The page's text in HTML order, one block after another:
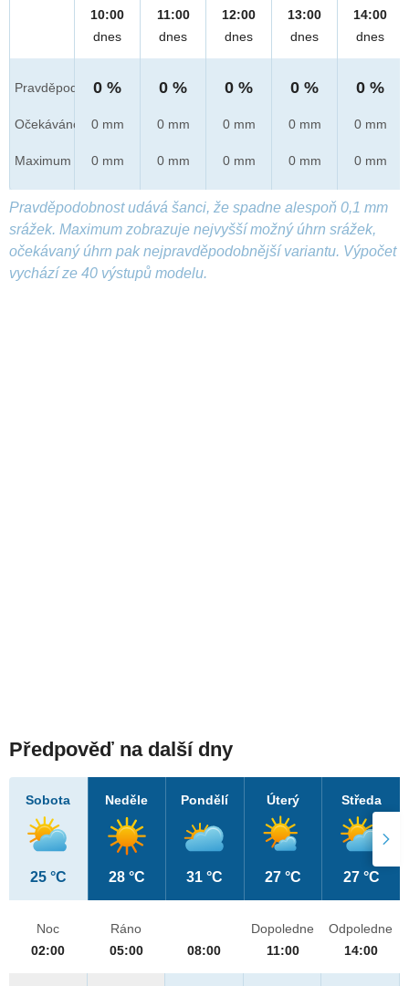
Pravděpod.
Očekáváno
Maximum
10:00
dnes
0 %
0 mm
0 mm
11:00
dnes
0 %
0 mm
0 mm
12:00
dnes
0 %
0 mm
0 mm
13:00
dnes
0 %
0 mm
0 mm
14:00
dnes
0 %
0 mm
0 mm
Pravděpodobnost udává šanci, že spadne alespoň 0,1 mm
srážek. Maximum zobrazuje nejvyšší možný úhrn srážek,
očekávaný úhrn pak nejpravděpodobnější variantu. Výpočet
vychází ze 40 výstupů modelu.
Předpověď na další dny
Sobota
25 °C
Neděle
28 °C
Pondělí
31 °C
Úterý
27 °C
Středa
27 °C
Noc
02:00
Ráno
05:00
08:00
Dopoledne
11:00
Odpoledne
14:00